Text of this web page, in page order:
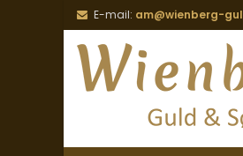
E-mail: am@wienberg-